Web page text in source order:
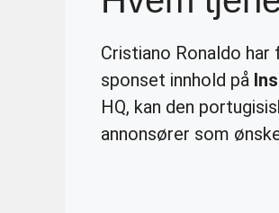
Cristiano Ronaldo
sponset innhold på
HQ, kan den
annonsører som